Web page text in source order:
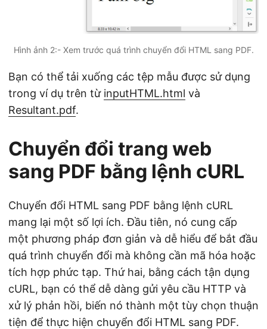
Hình ảnh 2:- Xem trước quá trình chuyển đổi HTML sang PDF.
Bạn có thể tải xuống các tệp mẫu được sử dụng
trong ví dụ trên từ inputHTML.html và
Resultant.pdf.
Chuyển đổi trang web
sang PDF bằng lệnh cURL
Chuyển đổi HTML sang PDF bằng lệnh cURL
mang lại một số lợi ích. Đầu tiên, nó cung cấp
một phương pháp đơn giản và dễ hiểu để bắt đầu
quá trình chuyển đổi mà không cần mã hóa hoặc
tích hợp phức tạp. Thứ hai, bằng cách tận dụng
cURL, bạn có thể dễ dàng gửi yêu cầu HTTP và
xử lý phản hồi, biến nó thành một tùy chọn thuận
tiện để thực hiện chuyển đổi HTML sang PDF.